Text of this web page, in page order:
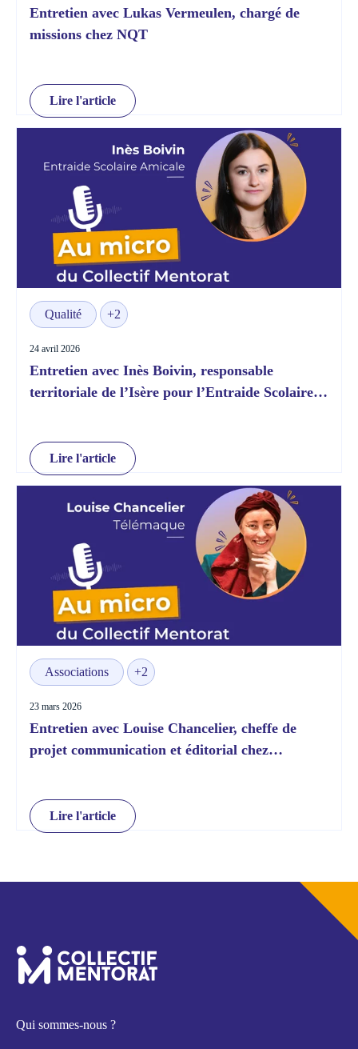
Entretien avec Lukas Vermeulen, chargé de
missions chez NQT
Lire l'article
Qualité +2
24 avril 2026
Entretien avec Inès Boivin, responsable
territoriale de l’Isère pour l’Entraide Scolaire
Lire l'article
Associations +2
23 mars 2026
Entretien avec Louise Chancelier, cheffe de
projet communication et éditorial chez
Lire l'article
Qui sommes-nous ?